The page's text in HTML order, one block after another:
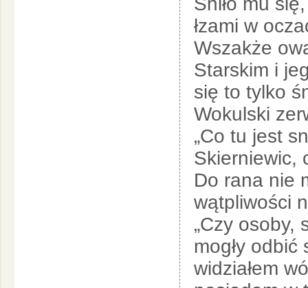
łzami w
Wszakże
Starskim i
się to tylko
Wokulski
„Co tu jest
Skierniewic,
Do rana nie
wątpliwości
„Czy osoby,
mogły
widziałem